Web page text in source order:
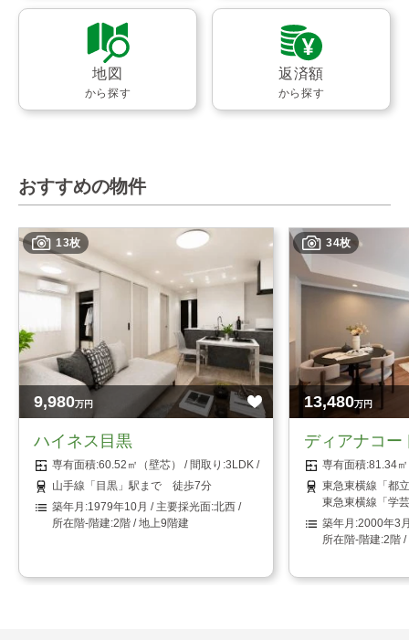
地図
から探す
返済額
から探す
おすすめの物件
13枚
9,980万円
ハイネス目黒
60.52㎡（壁芯）
3LDK
山手線「目黒」駅まで 徒歩7分
1979年10月
北西
2階 / 地上9階建
34枚
13,480万円
ディアナコー
81.34
東急東横線「都
東急東横線「学
2000年3
2階 /